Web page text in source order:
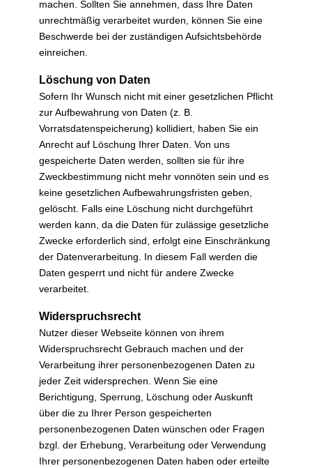
machen. Sollten Sie annehmen, dass Ihre Daten
unrechtmäßig verarbeitet wurden, können Sie eine
Beschwerde bei der zuständigen Aufsichtsbehörde
einreichen.
Löschung von Daten
Sofern Ihr Wunsch nicht mit einer gesetzlichen Pflicht
zur Aufbewahrung von Daten (z. B.
Vorratsdatenspeicherung) kollidiert, haben Sie ein
Anrecht auf Löschung Ihrer Daten. Von uns
gespeicherte Daten werden, sollten sie für ihre
Zweckbestimmung nicht mehr vonnöten sein und es
keine gesetzlichen Aufbewahrungsfristen geben,
gelöscht. Falls eine Löschung nicht durchgeführt
werden kann, da die Daten für zulässige gesetzliche
Zwecke erforderlich sind, erfolgt eine Einschränkung
der Datenverarbeitung. In diesem Fall werden die
Daten gesperrt und nicht für andere Zwecke
verarbeitet.
Widerspruchsrecht
Nutzer dieser Webseite können von ihrem
Widerspruchsrecht Gebrauch machen und der
Verarbeitung ihrer personenbezogenen Daten zu
jeder Zeit widersprechen. Wenn Sie eine
Berichtigung, Sperrung, Löschung oder Auskunft
über die zu Ihrer Person gespeicherten
personenbezogenen Daten wünschen oder Fragen
bzgl. der Erhebung, Verarbeitung oder Verwendung
Ihrer personenbezogenen Daten haben oder erteilte